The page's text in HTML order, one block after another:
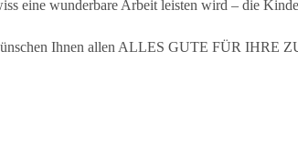
eine wunderbare Arbeit leisten wird – die
Ihnen allen ALLES GUTE FÜR